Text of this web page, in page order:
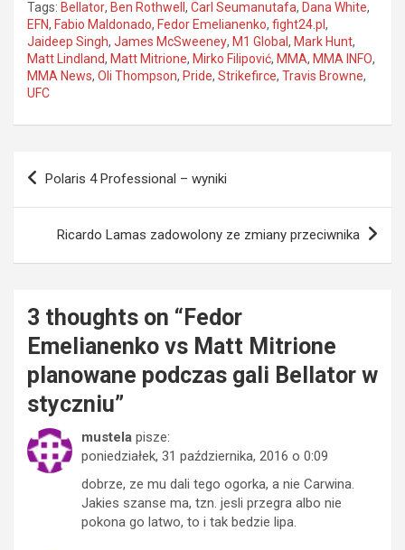
Tags: Bellator, Ben Rothwell , Carl Seumanutafa, Dana White,
EFN, Fabio Maldonado, Fedor Emelianenko, fight24.pl ,
Jaideep Singh, James McSweeney, M1 Global , Mark Hunt,
Matt Lindland, Matt Mitrione, Mirko Filipović, MMA, MMA INFO,
MMA News, Oli Thompson, Pride, Strikefirce, Travis Browne,
UFC
Nawigacja
Polaris 4 Professional – wyniki
Ricardo Lamas zadowolony ze zmiany przeciwnika
3 thoughts on “ Fedor
Emelianenko vs Matt Mitrione
planowane podczas gali Bellator w
styczniu”
mustela pisze:
poniedziałek, 31 października, 2016 o 0:09
dobrze, ze mu dali tego ogorka, a nie Carwina.
Jakies szanse ma, tzn. jesli przegra albo nie
pokona go latwo, to i tak bedzie lipa.